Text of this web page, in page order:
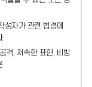
성자가 관련 법령에
.
격, 저속한 표현, 비방